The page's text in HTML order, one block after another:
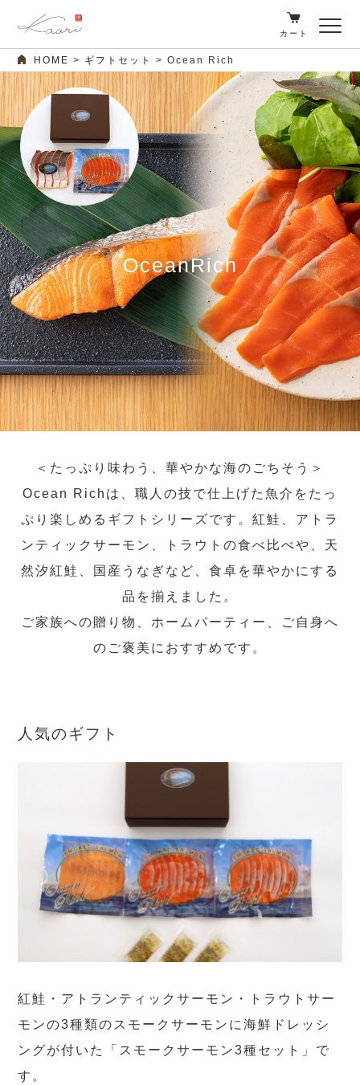
カート
HOME ギフトセット Ocean Rich
OceanRich
＜たっぷり味わう、華やかな海のごちそう＞
Ocean Richは、職人の技で仕上げた魚介をたっ
ぷり楽しめるギフトシリーズです。紅鮭、アトラ
ンティックサーモン、トラウトの食べ比べや、天
然汐紅鮭、国産うなぎなど、食卓を華やかにする
品を揃えました。
ご家族への贈り物、ホームパーティー、ご自身へ
のご褒美におすすめです。
人気のギフト
紅鮭・アトランティックサーモン・トラウトサー
モンの3種類のスモークサーモンに海鮮ドレッシ
ングが付いた「スモークサーモン3種セット」で
す。